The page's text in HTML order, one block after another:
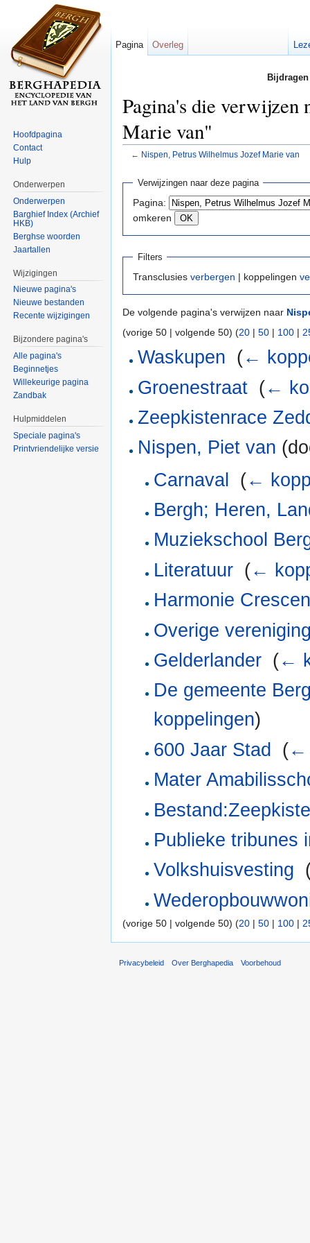
Pagina's die verwijzen
Marie van"
← Nispen, Petrus Wilhelmus Jozef Marie van
Verwijzingen naar deze pagina
Pagina:
omkeren
Filters
Transclusies verbergen | koppelingen
De volgende pagina's verwijzen naar
(vorige 50 | volgende 50) (20 | 50 | 100 |
Waskupen (←
Groenestraat (←
Zeepkistenrace
Nispen, Piet van
Carnaval
(←
Bergh; Heren,
Muziekschool
Literatuur‎ (←
Harmonie
Overige
Gelderlander‎ (←
De gemeente
koppelingen)
600 Jaar Stad
(←
Mater
Publieke tribunes
Volkshuisvesting
(vorige 50 | volgende 50) (20 | 50 | 100 |
Pagina Overleg
Hoofdpagina
Contact
Hulp
Onderwerpen
Onderwerpen
Barghief Index (Archief
HKB)
Berghse woorden
Jaartallen
Wijzigingen
Nieuwe pagina's
Nieuwe bestanden
Recente wijzigingen
Bijzondere pagina's
Alle pagina's
Beginnetjes
Willekeurige pagina
Zandbak
Hulpmiddelen
Speciale pagina's
Printvriendelijke versie
Privacybeleid Over Berghapedia Voorbehoud